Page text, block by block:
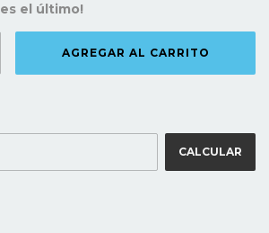
el último!
CALCULAR